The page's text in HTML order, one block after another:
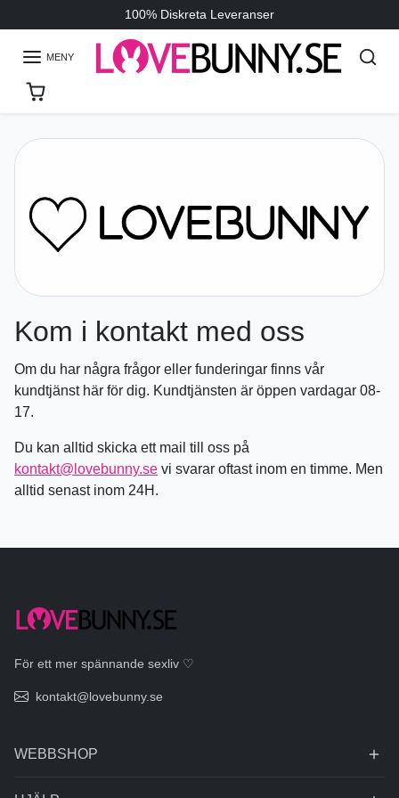
100% Diskreta Leveranser
MENY
Kom i kontakt med oss
Om du har några frågor eller funderingar finns vår
kundtjänst här för dig. Kundtjänsten är öppen vardagar 08-
17.
Du kan alltid skicka ett mail till oss på
kontakt@lovebunny.se vi svarar oftast inom en timme. Men
alltid senast inom 24H.
För ett mer spännande sexliv ♡
kontakt@lovebunny.se
WEBBSHOP